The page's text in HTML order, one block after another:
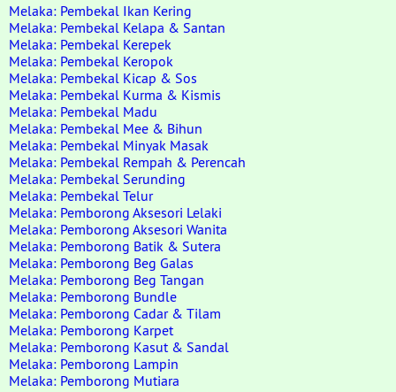
Melaka: Pembekal Ikan Kering
Melaka: Pembekal Kelapa & Santan
Melaka: Pembekal Kerepek
Melaka: Pembekal Keropok
Melaka: Pembekal Kicap & Sos
Melaka: Pembekal Kurma & Kismis
Melaka: Pembekal Madu
Melaka: Pembekal Mee & Bihun
Melaka: Pembekal Minyak Masak
Melaka: Pembekal Rempah & Perencah
Melaka: Pembekal Serunding
Melaka: Pembekal Telur
Melaka: Pemborong Aksesori Lelaki
Melaka: Pemborong Aksesori Wanita
Melaka: Pemborong Batik & Sutera
Melaka: Pemborong Beg Galas
Melaka: Pemborong Beg Tangan
Melaka: Pemborong Bundle
Melaka: Pemborong Cadar & Tilam
Melaka: Pemborong Karpet
Melaka: Pemborong Kasut & Sandal
Melaka: Pemborong Lampin
Melaka: Pemborong Mutiara